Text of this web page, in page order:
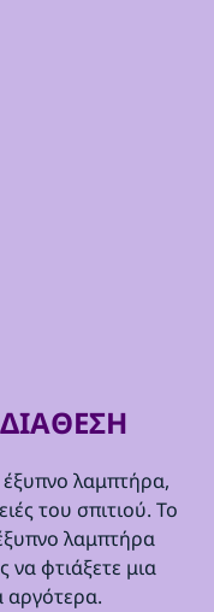
λαμπτήρα,
του σπιτιού. Το
λαμπτήρα
να φτιάξετε μια
αργότερα.